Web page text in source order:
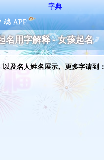
字典
名用字解释 - 女孩起名
及名人姓名展示。更多字请到：